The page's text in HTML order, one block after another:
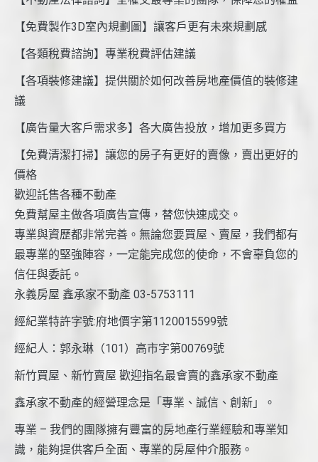
【免費製作3D室內規劃圖】讓客戶更有未來規劃感
【各類稅費諮詢】專業稅費評估建議
【各項裝修建議】提供關於如何改善房地產價值的裝修建
議
【廣告量大客戶需求多】各大廣告投放，增加更多買方
【免費清潔打掃】讓您的房子有更好的賣像，賣出更好的
價格
歡迎託售各種不動產
免費幫屋主做各項廣告宣傳，替您快速成交。
專業與資歷都非常完善。無論您要買屋、賣屋，我們都有
最專業的堅強陣容，一定能完成您的使命，不會辜負您的
信任與委託。
永義房屋 鑫承家不動產 03-5753111
經紀業特許字號:府地價字第1120015599號
經紀人：郭永琳（101）高市字第00769號
新竹買屋、新竹賣屋 歡迎指名最會賣的鑫承家不動產
鑫承家不動產的經營理念是「專業、誠信、創新」。
專業 – 我們的團隊擁有豐富的房地產行業經驗和專業知
識，能夠提供客戶全面、專業的房屋仲介服務。